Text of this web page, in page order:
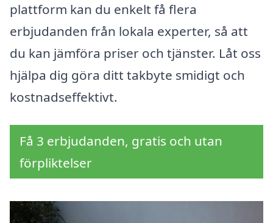
plattform kan du enkelt få flera
erbjudanden från lokala experter, så att
du kan jämföra priser och tjänster. Låt oss
hjälpa dig göra ditt takbyte smidigt och
kostnadseffektivt.
Få 3 erbjudanden, gratis och utan
förpliktelser